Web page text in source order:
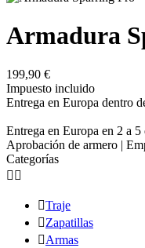
Armadura
199,90 €
Impuesto incluido
Entrega en Europa dentro
Entrega en Europa en 2 a
Aprobación de armero |
Categorías
 
Traje
Zapatillas
Armas